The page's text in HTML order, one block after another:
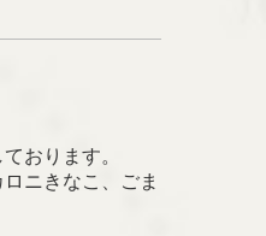
おります。
ニきなこ、ごま